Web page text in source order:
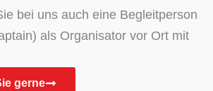
bei uns auch eine Begleitperson
als Organisator vor Ort mit
gerne